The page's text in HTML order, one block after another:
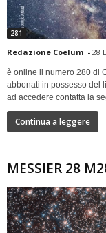
281
Redazione Coelum - 28
è online il numero 280 di
abbonati in possesso del
ad accedere contatta la
Continua a leggere
MESSIER 28